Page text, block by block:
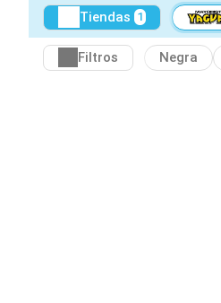
Tiendas 1
Filtros Negra